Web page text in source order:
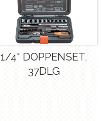
1/4" DOPPENSET,
37DLG